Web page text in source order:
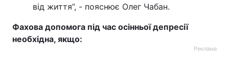
від життя”, - пояснює Олег Чабан.
Фахова допомога під час осінньої депресії
необхідна, якщо:
Реклама